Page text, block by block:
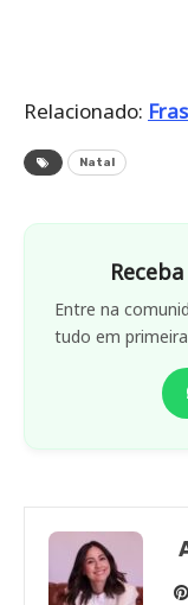
Relacionado:
Natal
Entre na
tudo em